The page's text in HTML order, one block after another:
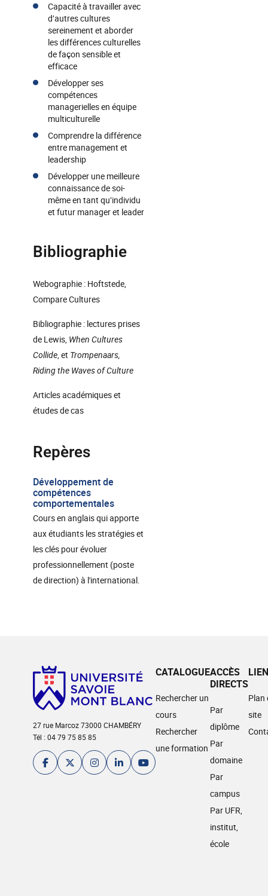
Capacité à travailler avec
d’autres cultures
sereinement et aborder
les différences culturelles
de façon sensible et
efficace
Développer ses
compétences
managerielles en équipe
multiculturelle
Comprendre la différence
entre management et
leadership
Développer une meilleure
connaissance de soi-
même en tant qu’individu
et futur manager et leader
Bibliographie
Webographie : Hoftstede,
Compare Cultures
Bibliographie : lectures prises
de Lewis, When Cultures
Collide, et Trompenaars,
Riding the Waves of Culture
Articles académiques et
études de cas
Repères
Développement de
compétences
comportementales
Cours en anglais qui apporte
aux étudiants les stratégies et
les clés pour évoluer
professionnellement (poste
de direction) à l'international.
27 rue Marcoz 73000 CHAMBÉRY
Tél : 04 79 75 85 85
CATALOGUE
Rechercher un
cours
Rechercher
une formation
ACCÈS
DIRECTS
Par
diplôme
Par
domaine
Par
campus
Par UFR,
institut,
école
Plan
site